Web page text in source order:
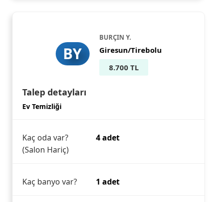
BY
BURÇIN Y.
Giresun/Tirebolu
8.700 TL
Talep detayları
Ev Temizliği
Kaç oda var?
(Salon Hariç)
4 adet
Kaç banyo var? 1 adet